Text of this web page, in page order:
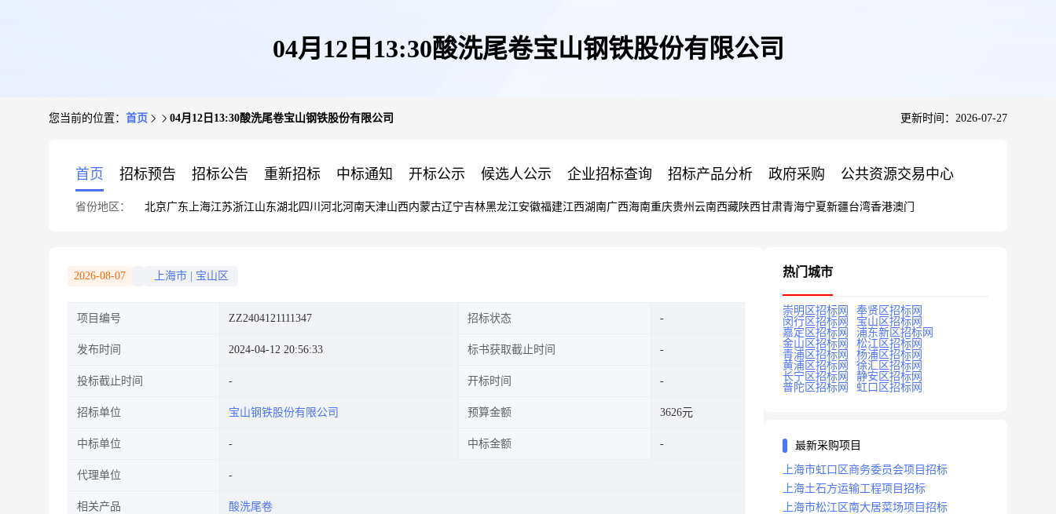
04月12日13:30酸洗尾卷宝山钢铁股份有限公司
您当前的位置： 首页 04月12日13:30酸洗尾卷宝山钢铁股份有限公司 更新时间：2026-07-27
首页 招标预告 招标公告 重新招标 中标通知 开标公示 候选人公示 企业招标查询 招标产品分析 政府采购 公共资源交易中心
省份地区： 北京广东 上海江苏浙江山东湖北四川 河北河南天津山西内蒙古辽宁吉林黑龙江安徽福建江西湖南广西海南重庆贵州 云南西藏陕西甘肃青海宁夏新疆台湾香港澳门
2026-08-07 上海市 宝山区
项目编号 ZZ2404121111347 招标状态
发布时间 2024-04-12 20:56:33 标书获取截止时间
投标截止时间 开标时间
招标单位 宝山钢铁股份有限公司 预算金额 3626元
中标单位 中标金额
代理单位
相关产品 酸洗尾卷
热门城市
崇明区招标网
奉贤区招标网
闵行区招标网
宝山区招标网
嘉定区招标网
浦东新区招标网
金山区招标网
松江区招标网
青浦区招标网
杨浦区招标网
黄浦区招标网
徐汇区招标网
长宁区招标网
静安区招标网
普陀区招标网
虹口区招标网
最新采购项目
上海市虹口区商务委员会项目招标
上海土石方运输工程项目招标
上海市松江区南大居菜场项目招标